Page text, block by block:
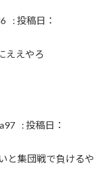
: 投稿日：
ええやろ
: 投稿日：
と集団戦で負けるや